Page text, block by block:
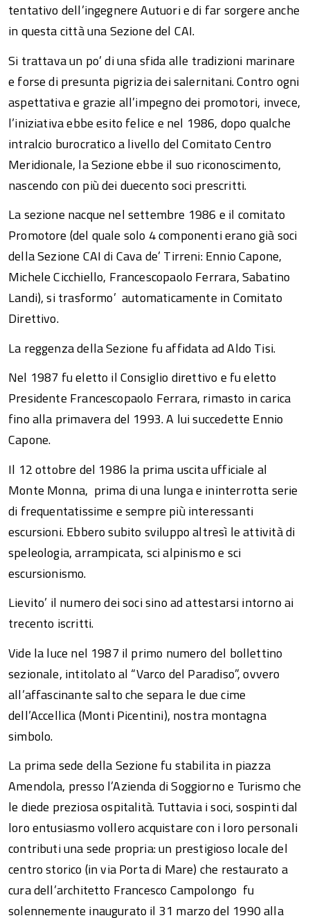
tentativo dell’ingegnere Autuori e di far sorgere anche
in questa città una Sezione del CAI.
Si trattava un po’ di una sfida alle tradizioni marinare
e forse di presunta pigrizia dei salernitani. Contro ogni
aspettativa e grazie all’impegno dei promotori, invece,
l’iniziativa ebbe esito felice e nel 1986, dopo qualche
intralcio burocratico a livello del Comitato Centro
Meridionale, la Sezione ebbe il suo riconoscimento,
nascendo con più dei duecento soci prescritti.
La sezione nacque nel settembre 1986 e il comitato
Promotore (del quale solo 4 componenti erano già soci
della Sezione CAI di Cava de’ Tirreni: Ennio Capone,
Michele Cicchiello, Francescopaolo Ferrara, Sabatino
Landi), si trasformo’ automaticamente in Comitato
Direttivo.
La reggenza della Sezione fu affidata ad Aldo Tisi.
Nel 1987 fu eletto il Consiglio direttivo e fu eletto
Presidente Francescopaolo Ferrara, rimasto in carica
fino alla primavera del 1993. A lui succedette Ennio
Capone.
Il 12 ottobre del 1986 la prima uscita ufficiale al
Monte Monna, prima di una lunga e ininterrotta serie
di frequentatissime e sempre più interessanti
escursioni. Ebbero subito sviluppo altresì le attività di
speleologia, arrampicata, sci alpinismo e sci
escursionismo.
Lievito’ il numero dei soci sino ad attestarsi intorno ai
trecento iscritti.
Vide la luce nel 1987 il primo numero del bollettino
sezionale, intitolato al “Varco del Paradiso”, ovvero
all’affascinante salto che separa le due cime
dell’Accellica (Monti Picentini), nostra montagna
simbolo.
La prima sede della Sezione fu stabilita in piazza
Amendola, presso l’Azienda di Soggiorno e Turismo che
le diede preziosa ospitalità. Tuttavia i soci, sospinti dal
loro entusiasmo vollero acquistare con i loro personali
contributi una sede propria: un prestigioso locale del
centro storico (in via Porta di Mare) che restaurato a
cura dell’architetto Francesco Campolongo fu
solennemente inaugurato il 31 marzo del 1990 alla